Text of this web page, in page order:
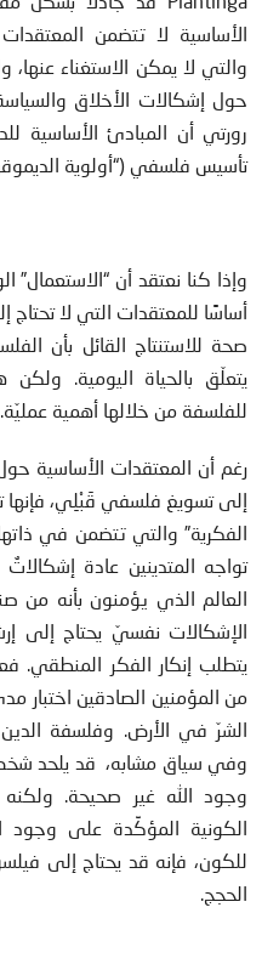
الأساسية لا تتضمن
والتي لا يمكن الاستغناء
حول إشكالات الأخلاق
رورتي أن المبادئ الأساسية
تأسيس فلسفي (“أولوية
وإذا كنا نعتقد أن
أساسًا للمعتقدات التي لا
صحة للاستنتاج القائل بأن
يتعلّق بالحياة اليومية.
للفلسفة من خلالها أهمية عمليّة.
رغم أن المعتقدات الأساسية
إلى تسويغ فلسفي قَبْلِي، فإنها
الفكرية” والتي تتضمن في
تواجه المتدينين عادة
العالم الذي يؤمنون بأنه من
الإشكالات نفسيّ يحتاج إلى
يتطلب إنكار الفكر المنطقي.
من المؤمنين الصادقين اختبار
الشرّ في الأرض. وفلسفة الدين
وفي سياق مشابه، قد يلحد
وجود الله غير صحيحة. ولكنه
الكونية المؤكِّدة على وجود
للكون، فإنه قد يحتاج إلى
الحجج.